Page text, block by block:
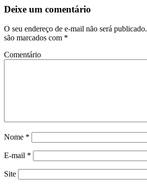
Deixe um comentário
O seu endereço de e-mail não será publicado.
são marcados com *
Comentário
Nome *
E-mail *
Site